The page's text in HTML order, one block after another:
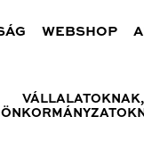
WEBSHOP
VÁLLALATOKNAK,